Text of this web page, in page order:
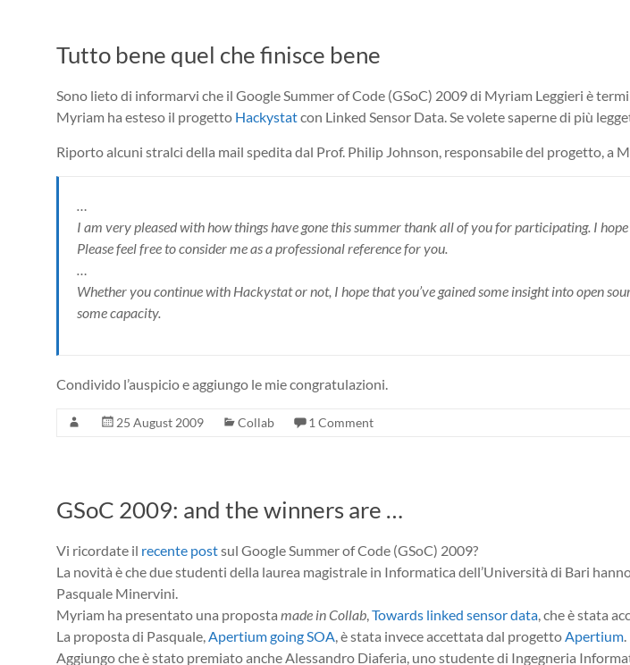
Tutto bene quel che finisce bene
Sono lieto di informarvi che il Google Summer of Code (GSoC) 2009 di Myriam Leggieri è
Myriam ha esteso il progetto Hackystatcon Linked Sensor Data. Se volete saperne di più
Riporto alcuni stralci della mail spedita dal Prof. Philip Johnson, responsabile del progetto, a
…
I am very pleased with how things have gone this summer thank all of you for participating. I
Please feel free to consider me as a professional reference for you.
…
Whether you continue with Hackystat or not, I hope that you’ve gained some insight into open
some capacity.
Condivido l’auspicio e aggiungo le mie congratulazioni.
25 August 2009 Collab 1 Comment
GSoC 2009: and the winners are …
Vi ricordate il recente postsul Google Summer of Code (GSoC) 2009?
La novità è che due studenti della laurea magistrale in Informatica dell’Università di Bari
Pasquale Minervini.
Myriam ha presentato una proposta made in Collab,Towards linked sensor data, che è stata
La proposta di Pasquale,Apertium going SOA, è stata invece accettata dal progettoApertium.
Aggiungo che è stato premiato anche Alessandro Diaferia, uno studente di Ingegneria